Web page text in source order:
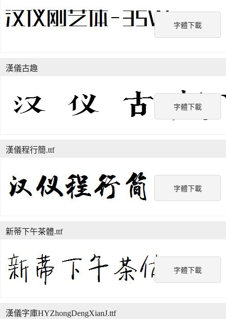
字體下載
字體下載
漢儀古趣
字體下載
漢儀程行簡.ttf
字體下載
新蒂下午茶體.ttf
漢儀字庫HYZhongDengXianJ.ttf